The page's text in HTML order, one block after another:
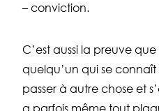
– conviction.
C’est aussi la preuve
quelqu’un qui se connaît
passer à autre chose et